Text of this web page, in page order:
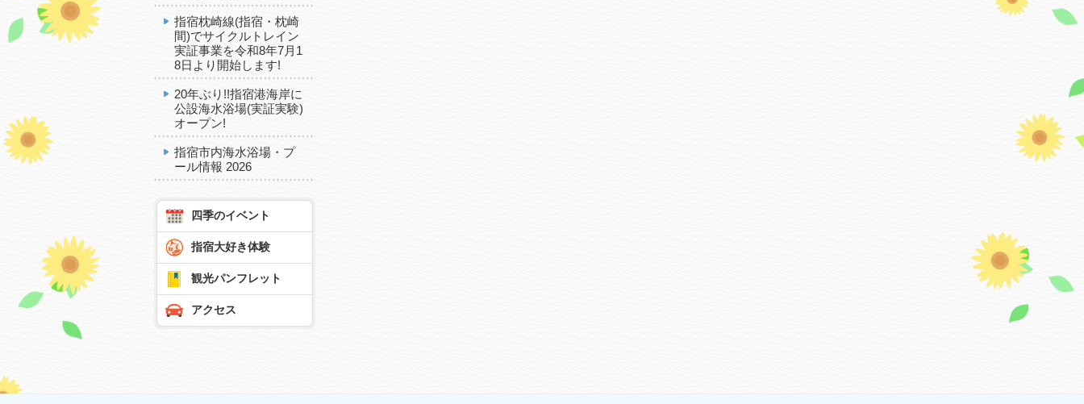
指宿枕崎線(指宿・枕崎
間)でサイクルトレイン
実証事業を令和8年7月1
8日より開始します!
20年ぶり!!指宿港海岸に
公設海水浴場(実証実験)
オープン!
指宿市内海水浴場・プ
ール情報 2026
四季のイベント
指宿大好き体験
観光パンフレット
アクセス